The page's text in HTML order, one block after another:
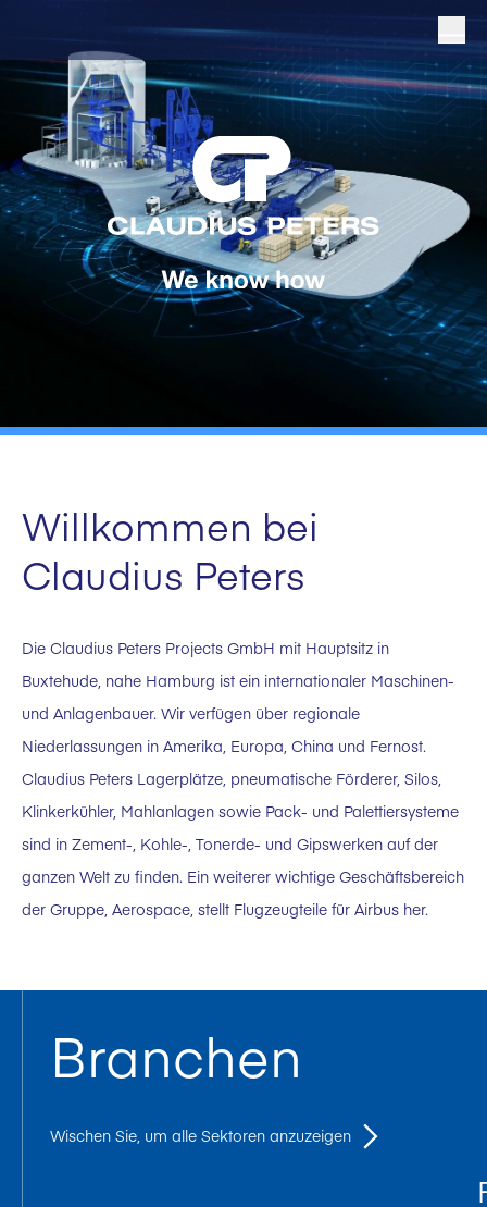
Willkommen bei
Claudius Peters
Die Claudius Peters Projects GmbH mit Hauptsitz in
Buxtehude, nahe Hamburg ist ein internationaler Maschinen-
und Anlagenbauer. Wir verfügen über regionale
Niederlassungen in Amerika, Europa, China und Fernost.
Claudius Peters Lagerplätze, pneumatische Förderer, Silos,
Klinkerkühler, Mahlanlagen sowie Pack- und Palettiersysteme
sind in Zement-, Kohle-, Tonerde- und Gipswerken auf der
ganzen Welt zu finden. Ein weiterer wichtige Geschäftsbereich
der Gruppe, Aerospace, stellt Flugzeugteile für Airbus her.
Branchen
Wischen Sie, um alle Sektoren anzuzeigen